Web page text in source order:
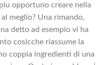
opportuno creare nella
meglio? Una rimando,
detto ad esempio vi ha
cosicche riassume la
coppia ingredienti di una